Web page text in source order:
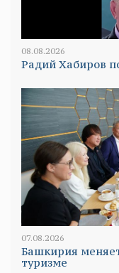
08.08.2026
Радий Хабиров
07.08.2026
Башкирия
туризме